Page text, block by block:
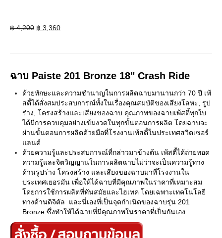
฿4,200 Original
฿ 3,360Current
ฉาบ Paiste 201 Bronze 18" Crash Ride
ด้วยทักษะและความชำนาญในการผลิตฉาบมานานกว่า 70 ปี เพ้
สตี้ได้สั่งสมประสบการณ์ทั้งในเรื่องคุณสมบัติของเสียงโลหะ, รูป
ร่าง, โครงสร้างและเสียงของฉาบ คุณภาพของฉาบเพ้สตี้ทุกใบ
ได้มีการควบคุมอย่างเข้มงวดในทุกขั้นตอนการผลิต โดยฉาบจะ
ผ่านขั้นตอนการผลิตด้วยมือที่โรงงานเพ้สตี้ในประเทศสวิตเซอร์
แลนด์
ด้วยความรู้และประสบการณ์ที่กล่าวมาข้างต้น เพ้สตี้ได้ถ่ายทอด
ความรู้และจิตวิญญานในการผลิตฉาบไม่ว่าจะเป็นความรู้ทาง
ด้านรูปร่าง โครงสร้าง และเสียงของฉาบมาที่โรงงานใน
ประเทศเยอรมัน เพื่อให้ได้ฉาบที่มีคุณภาพในราคาที่เหมาะสม
โดยการใช้การผลิตที่ทันสมัยและไฮเทค โดยเฉพาะเทคโนโลยี
ทางด้านดิจิตัล และนี่เองที่เป็นจุดกำเนิดของฉาบรุ่น 201
Bronze ซึ่งทำให้ได้ฉาบที่มีคุณภาพในราคาที่เป็นกันเอง